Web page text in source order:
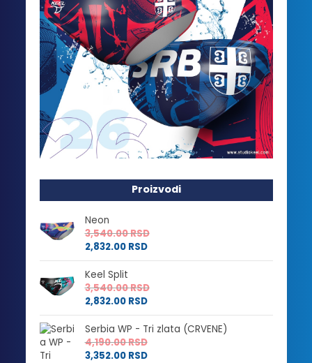
Proizvodi
Neon
3,540.00RSD
2,832.00 RSD
Keel Split
3,540.00RSD
2,832.00 RSD
Serbia WP - Tri zlata (CRVENE)
4,190.00RSD
3,352.00 RSD